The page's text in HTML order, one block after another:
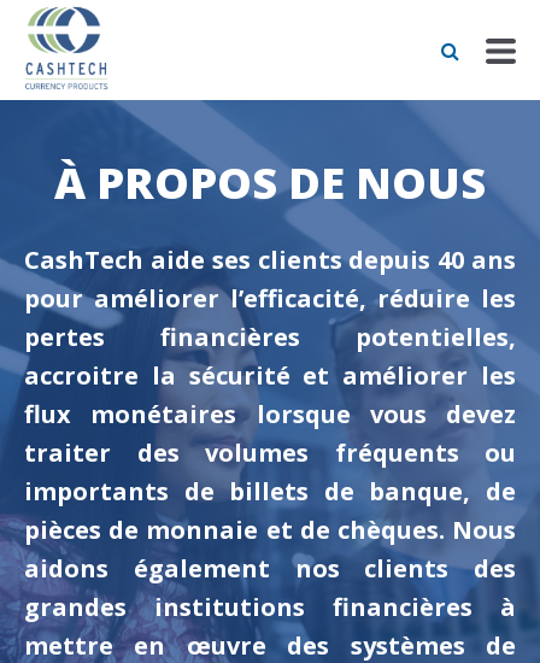
À PROPOS DE NOUS
CashTech aide ses clients depuis 40 ans
pour améliorer l’efficacité, réduire les
pertes financières potentielles,
accroitre la sécurité et améliorer les
flux monétaires lorsque vous devez
traiter des volumes fréquents ou
importants de billets de banque, de
pièces de monnaie et de chèques. Nous
aidons également nos clients des
grandes institutions financières à
mettre en œuvre des systèmes de